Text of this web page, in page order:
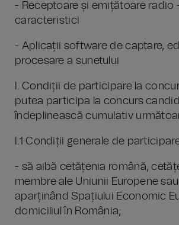
- Receptoare și emițătoare radio
caracteristici
- Aplicații software de captare,
procesare a sunetului
I. Condiții de participare la
putea participa la concurs
îndeplinească cumulativ
I.1 Condiții generale de
- să aibă cetățenia română,
membre ale Uniunii Europene
aparținând Spațiului Economic
domiciliul în România;